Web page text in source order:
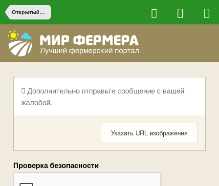
Открытый грунт
Дополнительно отправьте сообщение с вашей
жалобой.
Указать URL изображения
Проверка безопасности